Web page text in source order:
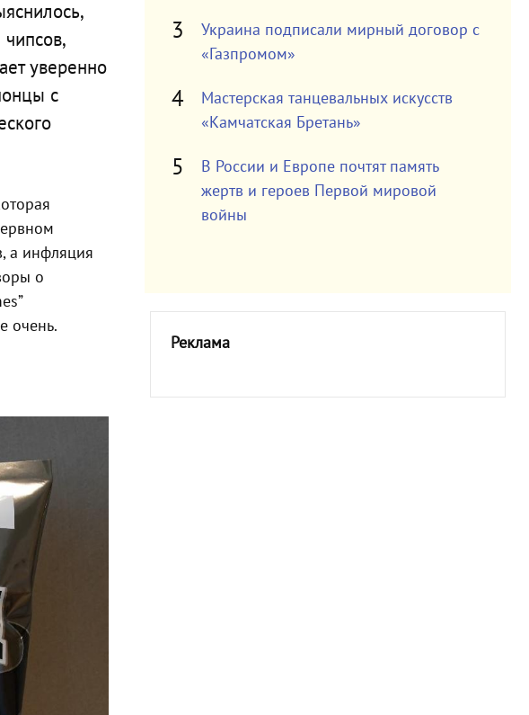
уверенно
с
а инфляция
о
очень.
Украина подписали мирный договор с
«Газпромом»
Мастерская танцевальных искусств
«Камчатская Бретань»
В России и Европе почтят память
жертв и героев Первой мировой
войны
Реклама